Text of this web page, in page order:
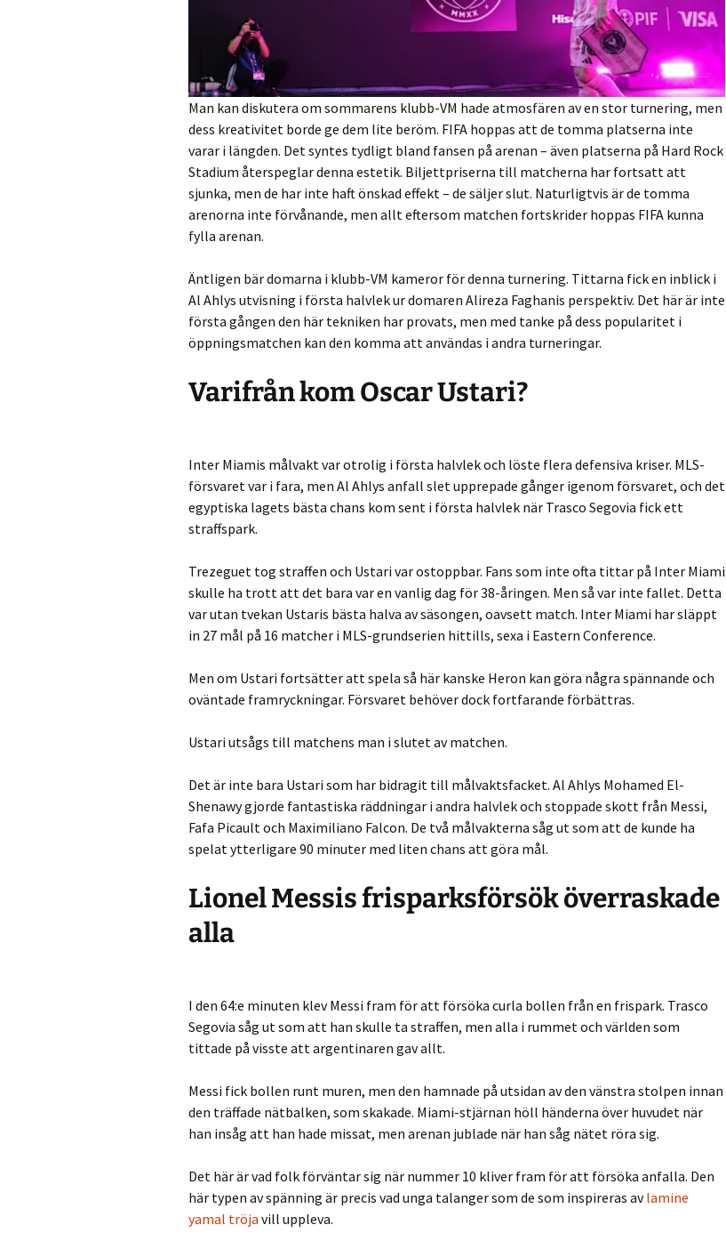
Man kan diskutera om sommarens klubb-VM hade atmosfären av en stor turnering, men
dess kreativitet borde ge dem lite beröm. FIFA hoppas att de tomma platserna inte
varar i längden. Det syntes tydligt bland fansen på arenan – även platserna på Hard Rock
Stadium återspeglar denna estetik. Biljettpriserna till matcherna har fortsatt att
sjunka, men de har inte haft önskad effekt – de säljer slut. Naturligtvis är de tomma
arenorna inte förvånande, men allt eftersom matchen fortskrider hoppas FIFA kunna
fylla arenan.
Äntligen bär domarna i klubb-VM kameror för denna turnering. Tittarna fick en inblick i
Al Ahlys utvisning i första halvlek ur domaren Alireza Faghanis perspektiv. Det här är inte
första gången den här tekniken har provats, men med tanke på dess popularitet i
öppningsmatchen kan den komma att användas i andra turneringar.
Varifrån kom Oscar Ustari?
Inter Miamis målvakt var otrolig i första halvlek och löste flera defensiva kriser. MLS-
försvaret var i fara, men Al Ahlys anfall slet upprepade gånger igenom försvaret, och det
egyptiska lagets bästa chans kom sent i första halvlek när Trasco Segovia fick ett
straffspark.
Trezeguet tog straffen och Ustari var ostoppbar. Fans som inte ofta tittar på Inter Miami
skulle ha trott att det bara var en vanlig dag för 38-åringen. Men så var inte fallet. Detta
var utan tvekan Ustaris bästa halva av säsongen, oavsett match. Inter Miami har släppt
in 27 mål på 16 matcher i MLS-grundserien hittills, sexa i Eastern Conference.
Men om Ustari fortsätter att spela så här kanske Heron kan göra några spännande och
oväntade framryckningar. Försvaret behöver dock fortfarande förbättras.
Ustari utsågs till matchens man i slutet av matchen.
Det är inte bara Ustari som har bidragit till målvaktsfacket. Al Ahlys Mohamed El-
Shenawy gjorde fantastiska räddningar i andra halvlek och stoppade skott från Messi,
Fafa Picault och Maximiliano Falcon. De två målvakterna såg ut som att de kunde ha
spelat ytterligare 90 minuter med liten chans att göra mål.
Lionel Messis frisparksförsök överraskade
alla
I den 64:e minuten klev Messi fram för att försöka curla bollen från en frispark. Trasco
Segovia såg ut som att han skulle ta straffen, men alla i rummet och världen som
tittade på visste att argentinaren gav allt.
Messi fick bollen runt muren, men den hamnade på utsidan av den vänstra stolpen innan
den träffade nätbalken, som skakade. Miami-stjärnan höll händerna över huvudet när
han insåg att han hade missat, men arenan jublade när han såg nätet röra sig.
Det här är vad folk förväntar sig när nummer 10 kliver fram för att försöka anfalla. Den
här typen av spänning är precis vad unga talanger som de som inspireras avlamine
yamal tröja vill uppleva.